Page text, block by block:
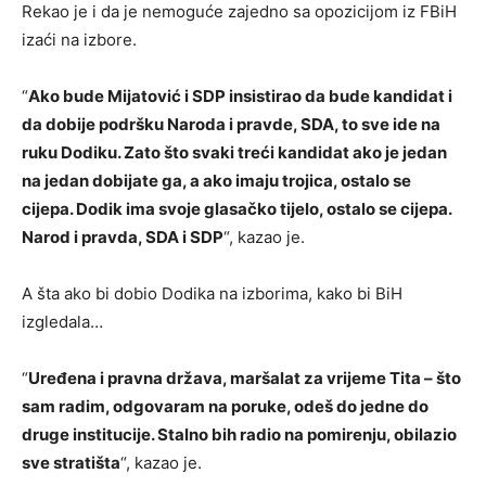
Rekao je i da je nemoguće zajedno sa opozicijom iz FBiH
izaći na izbore.
“Ako bude Mijatović i SDP insistirao da bude kandidat i
da dobije podršku Naroda i pravde, SDA, to sve ide na
ruku Dodiku. Zato što svaki treći kandidat ako je jedan
na jedan dobijate ga, a ako imaju trojica, ostalo se
cijepa. Dodik ima svoje glasačko tijelo, ostalo se cijepa.
Narod i pravda, SDA i SDP“, kazao je.
A šta ako bi dobio Dodika na izborima, kako bi BiH
izgledala…
“Uređena i pravna država, maršalat za vrijeme Tita – što
sam radim, odgovaram na poruke, odeš do jedne do
druge institucije. Stalno bih radio na pomirenju, obilazio
sve stratišta“, kazao je.